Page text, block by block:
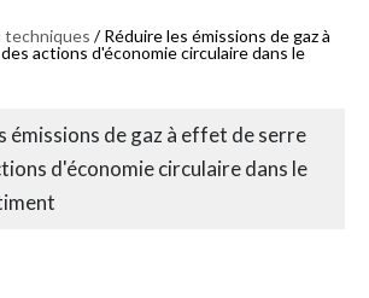
techniques / Réduire les émissions de gaz à
actions d'économie circulaire dans le
émissions de gaz à effet de serre
d'économie circulaire dans le